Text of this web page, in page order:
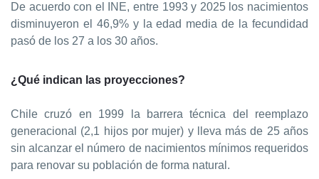
De acuerdo con el INE, entre 1993 y 2025 los nacimientos
disminuyeron el 46,9% y la edad media de la fecundidad
pasó de los 27 a los 30 años.
¿Qué indican las proyecciones?
Chile cruzó en 1999 la barrera técnica del reemplazo
generacional (2,1 hijos por mujer) y lleva más de 25 años
sin alcanzar el número de nacimientos mínimos requeridos
para renovar su población de forma natural.